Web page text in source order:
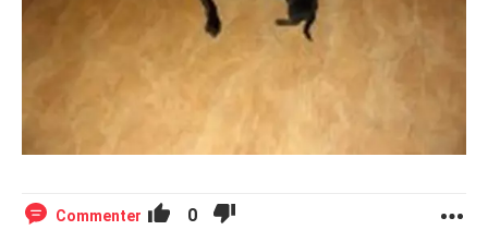
Commenter 0